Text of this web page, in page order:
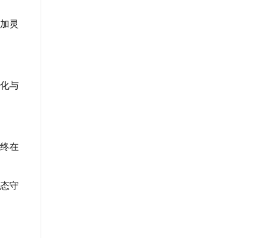
灵
与
在
守